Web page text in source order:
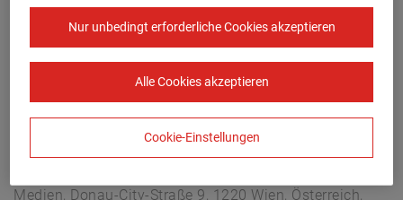
Medien, Donau-City-Straße 9, 1220 Wien, Österreich,
Nur unbedingt erforderliche Cookies akzeptieren
Alle Cookies akzeptieren
Cookie-Einstellungen